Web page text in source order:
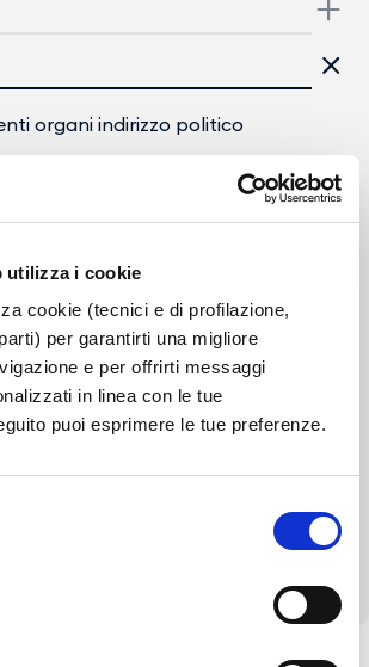
utilizza i cookie
cookie (tecnici e di profilazione,
per garantirti una migliore
e per offrirti messaggi
in linea con le tue
puoi esprimere le tue preferenze.
organi indirizzo politico
contratti
patrimonio